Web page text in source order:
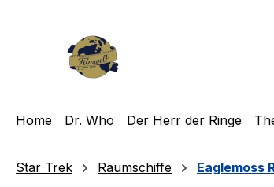
Home Dr. Who Der Herr der Ringe
Star Trek Raumschiffe Eaglemoss